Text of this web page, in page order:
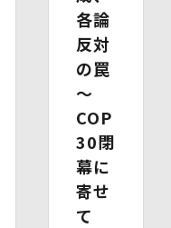
問い合わせ窓口まで
報に関する開示等の
ただいた「請求
理人によるお求めの
書類」を送付してく
地情報は都道府県ま
処理をしてくださ
パスポート、健康
各論
反対
の罠
～
COP
30閉
幕に
寄せ
て